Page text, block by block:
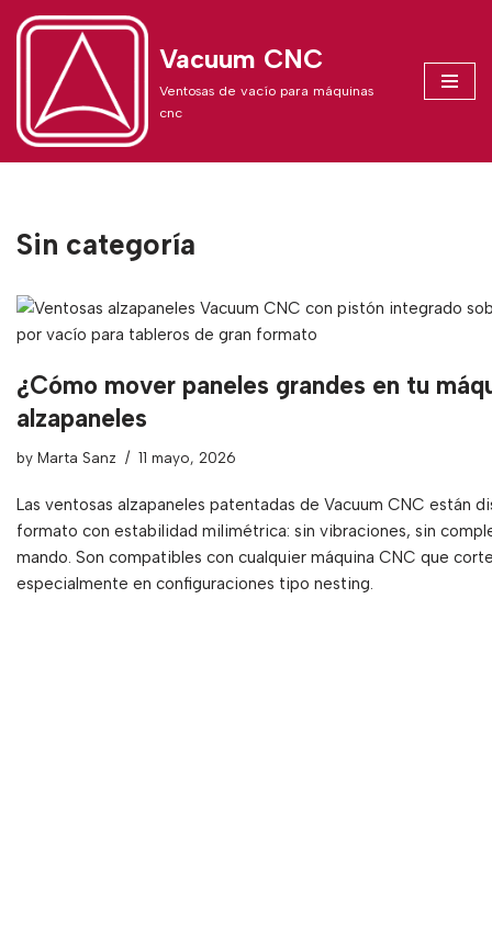
content
Vacuum CNC
Ventosas de vacío para máquinas
cnc
Sin categoría
¿Cómo mover paneles grandes en tu
alzapaneles
by Marta Sanz 11 mayo, 2026
Las ventosas alzapaneles patentadas de Vacuum CNC están
formato con estabilidad milimétrica: sin vibraciones, sin
mando. Son compatibles con cualquier máquina CNC que
especialmente en configuraciones tipo nesting.